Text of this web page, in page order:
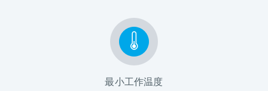
最小工作温度